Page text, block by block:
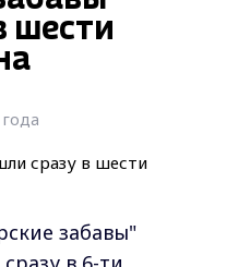
шести
забавы"